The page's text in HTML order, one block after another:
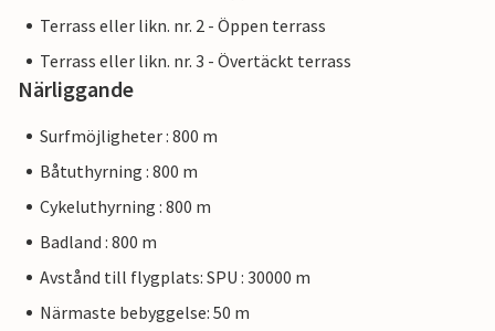
Terrass eller likn. nr. 2 - Öppen terrass
Terrass eller likn. nr. 3 - Övertäckt terrass
Närliggande
Surfmöjligheter : 800 m
Båtuthyrning : 800 m
Cykeluthyrning : 800 m
Badland : 800 m
Avstånd till flygplats: SPU : 30000 m
Närmaste bebyggelse: 50 m